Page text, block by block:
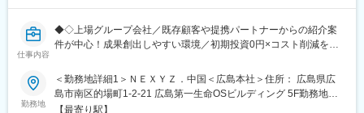
千万円にのぼることがあり、この高額なコストが普及の大きな障
壁でした。
「ネクシーズZERO」は、金融機関や多様な製品を扱うメーカー
と提携し、設備導入の障壁と環境問題を一気に解決する新たな仕
■研修について：
商品、設備についての研修動画の視聴から始めて頂き、自分のア
仕事内容
◆◇上場グループ会社／既存顧客や提携パートナーからの紹介案
件が中心！成果創出しやすい環境／初期投資0円×コスト削減を実
さらに高められる◇◆
これまでの営業経験を活かし、初期投資0円で最新設備を導入でき
勤務地
＜勤務地詳細1＞ＮＥＸＹＺ．中国＜広島本社＞住所： 広島県広
島市南区的場町1-2-21 広島第一生命OSビルディング 5F勤務地最
寄駅：広島電鉄広島電鉄本線／稲荷町駅受動喫煙対策：屋内喫煙
【最寄り駅】